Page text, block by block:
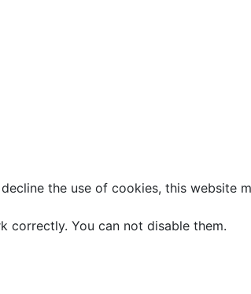
the use of cookies, this website
correctly. You can not disable them.